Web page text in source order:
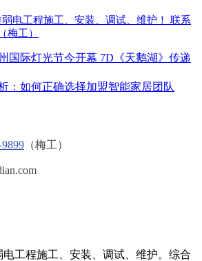
电工程施工、安装、调试、维护！ 联系
梅工）
国际灯光节今开幕 7D《天鹅湖》传递
：如何正确选择加盟智能家居团队
（梅工）
工程施工、安装、调试、维护。综合